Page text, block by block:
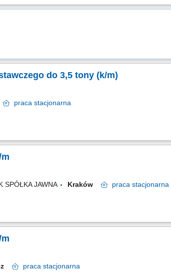
do 3,5 tony (k/m)
praca stacjonarna
SPÓŁKA JAWNA Kraków praca stacjonarna
praca stacjonarna